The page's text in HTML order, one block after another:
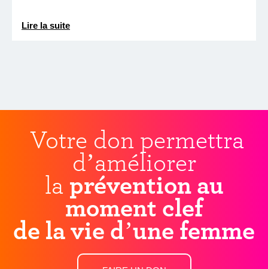
Lire la suite
Votre don permettra
d’améliorer
la prévention au
moment clef
de la vie d’une femme